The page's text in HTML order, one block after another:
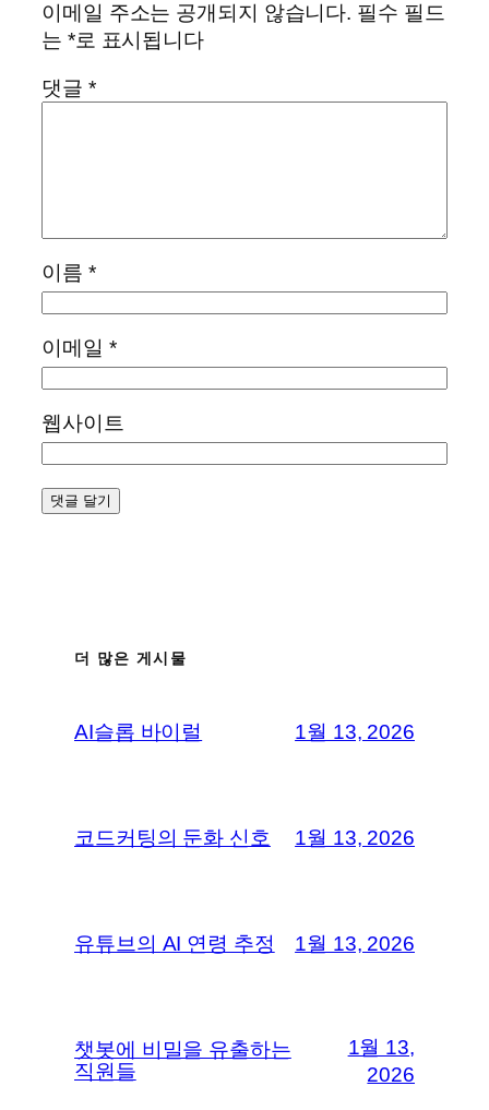
이메일 주소는 공개되지 않습니다. 필수 필드
는 *로 표시됩니다
댓글 *
이름 *
이메일 *
웹사이트
더 많은 게시물
AI슬롭 바이럴 1월 13, 2026
코드커팅의 둔화 신호 1월 13, 2026
유튜브의 AI 연령 추정 1월 13, 2026
챗봇에 비밀을 유출하는
직원들
1월 13,
2026